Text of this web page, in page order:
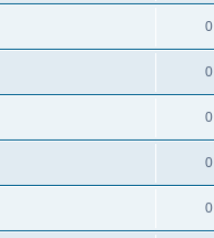
0
0
0
0
0